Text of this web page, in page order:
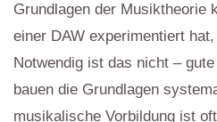
Grundlagen der Musiktheorie
einer DAW experimentiert
Notwendig ist das nicht –
bauen die Grundlagen
musikalische Vorbildung ist